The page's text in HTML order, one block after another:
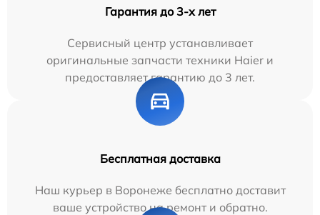
Гарантия до 3-х лет
Сервисный центр устанавливает
оригинальные запчасти техники Haier и
предоставляет гарантию до 3 лет.
Бесплатная доставка
Наш курьер в Воронеже бесплатно доставит
ваше устройство на ремонт и обратно.